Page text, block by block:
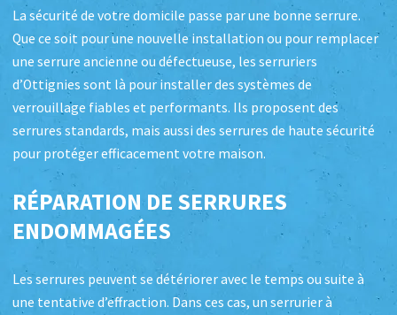
La sécurité de votre domicile passe par une bonne serrure.
Que ce soit pour une nouvelle installation ou pour remplacer
une serrure ancienne ou défectueuse, les serruriers
d’Ottignies sont là pour installer des systèmes de
verrouillage fiables et performants. Ils proposent des
serrures standards, mais aussi des serrures de haute sécurité
pour protéger efficacement votre maison.
RÉPARATION DE SERRURES
ENDOMMAGÉES
Les serrures peuvent se détériorer avec le temps ou suite à
une tentative d’effraction. Dans ces cas, un serrurier à